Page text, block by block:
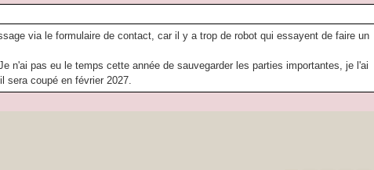
on ist
via le formulaire de contact, car il y a trop de robot qui essayent de faire un
n'ai pas eu le temps cette année de sauvegarder les parties importantes, je l'ai
sera coupé en février 2027.